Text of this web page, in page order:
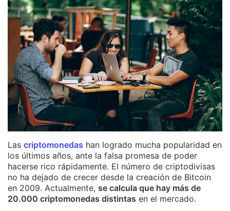
Las criptomonedas han logrado mucha popularidad en
los últimos años, ante la falsa promesa de poder
hacerse rico rápidamente. El número de criptodivisas
no ha dejado de crecer desde la creación de Bitcoin
en 2009. Actualmente, se calcula que hay más de
20.000 criptomonedas distintas en el mercado.